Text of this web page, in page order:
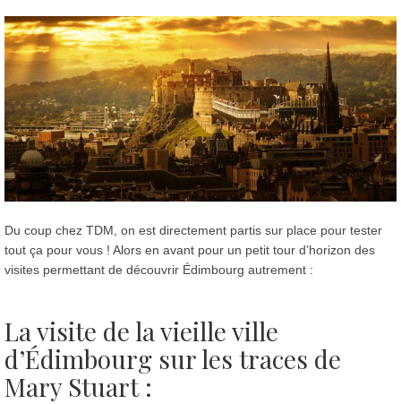
Du coup chez TDM, on est directement partis sur place pour tester
tout ça pour vous ! Alors en avant pour un petit tour d’horizon des
visites permettant de découvrir Édimbourg autrement :
Lavisite de la vieille ville
d’Édimbourg sur les traces de
Mary Stuart :